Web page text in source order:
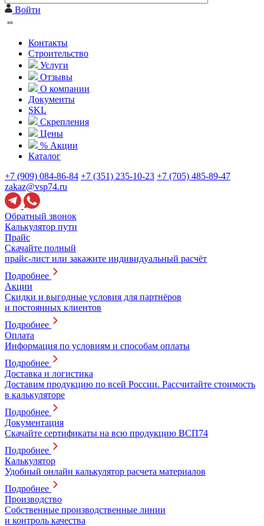
Войти
Контакты
Строительство
Услуги
Отзывы
О компании
Документы
SKL
Скрепления
Цены
% Акции
Каталог
+7 (909) 084-86-84 +7 (351) 235-10-23 +7 (705) 485-89-47
zakaz@vsp74.ru
Обратный звонок
Калькулятор пути
Прайс
Скачайте полный
прайс-лист или закажите индивидуальный расчёт
Подробнее
Акции
Скидки и выгодные условия для партнёров
и постоянных клиентов
Подробнее
Оплата
Информация по условиям и способам оплаты
Подробнее
Доставка и логистика
Доставим продукцию по всей России. Рассчитайте стоимость
в калькуляторе
Подробнее
Документация
Скачайте сертификаты на всю продукцию ВСП74
Подробнее
Калькулятор
Удобный онлайн калькулятор расчета материалов
Подробнее
Производство
Собственные производственные линии
и контроль качества